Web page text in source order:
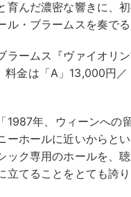
育んだ濃密な響きに、
・ブラームスを奏でる
ラームス『ヴァイオリ
金は「A」13,000円
1987年、ウィーンへの
ーホールに近いからと
ック専用のホールを、
立てることをとても誇り